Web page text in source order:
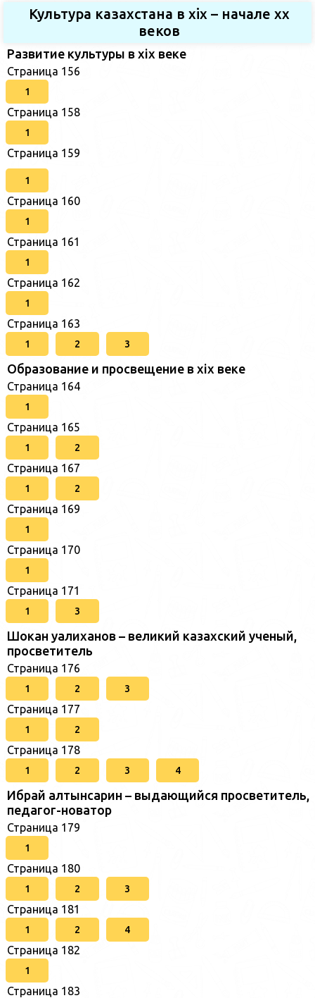
Культура казахстана в xix – начале хх
веков
Развитие культуры в xix веке
Страница 156
1
Страница 158
1
Страница 159
1
Страница 160
1
Страница 161
1
Страница 162
1
Страница 163
1 2 3
Образование и просвещение в xix веке
Страница 164
1
Страница 165
1 2
Страница 167
1 2
Страница 169
1
Страница 170
1
Страница 171
1 3
Шокан уалиханов – великий казахский ученый,
просветитель
Страница 176
1 2 3
Страница 177
1 2
Страница 178
1 2 3 4
Ибрай алтынсарин – выдающийся просветитель,
педагог-новатор
Страница 179
1
Страница 180
1 2 3
Страница 181
1 2 4
Страница 182
1
Страница 183